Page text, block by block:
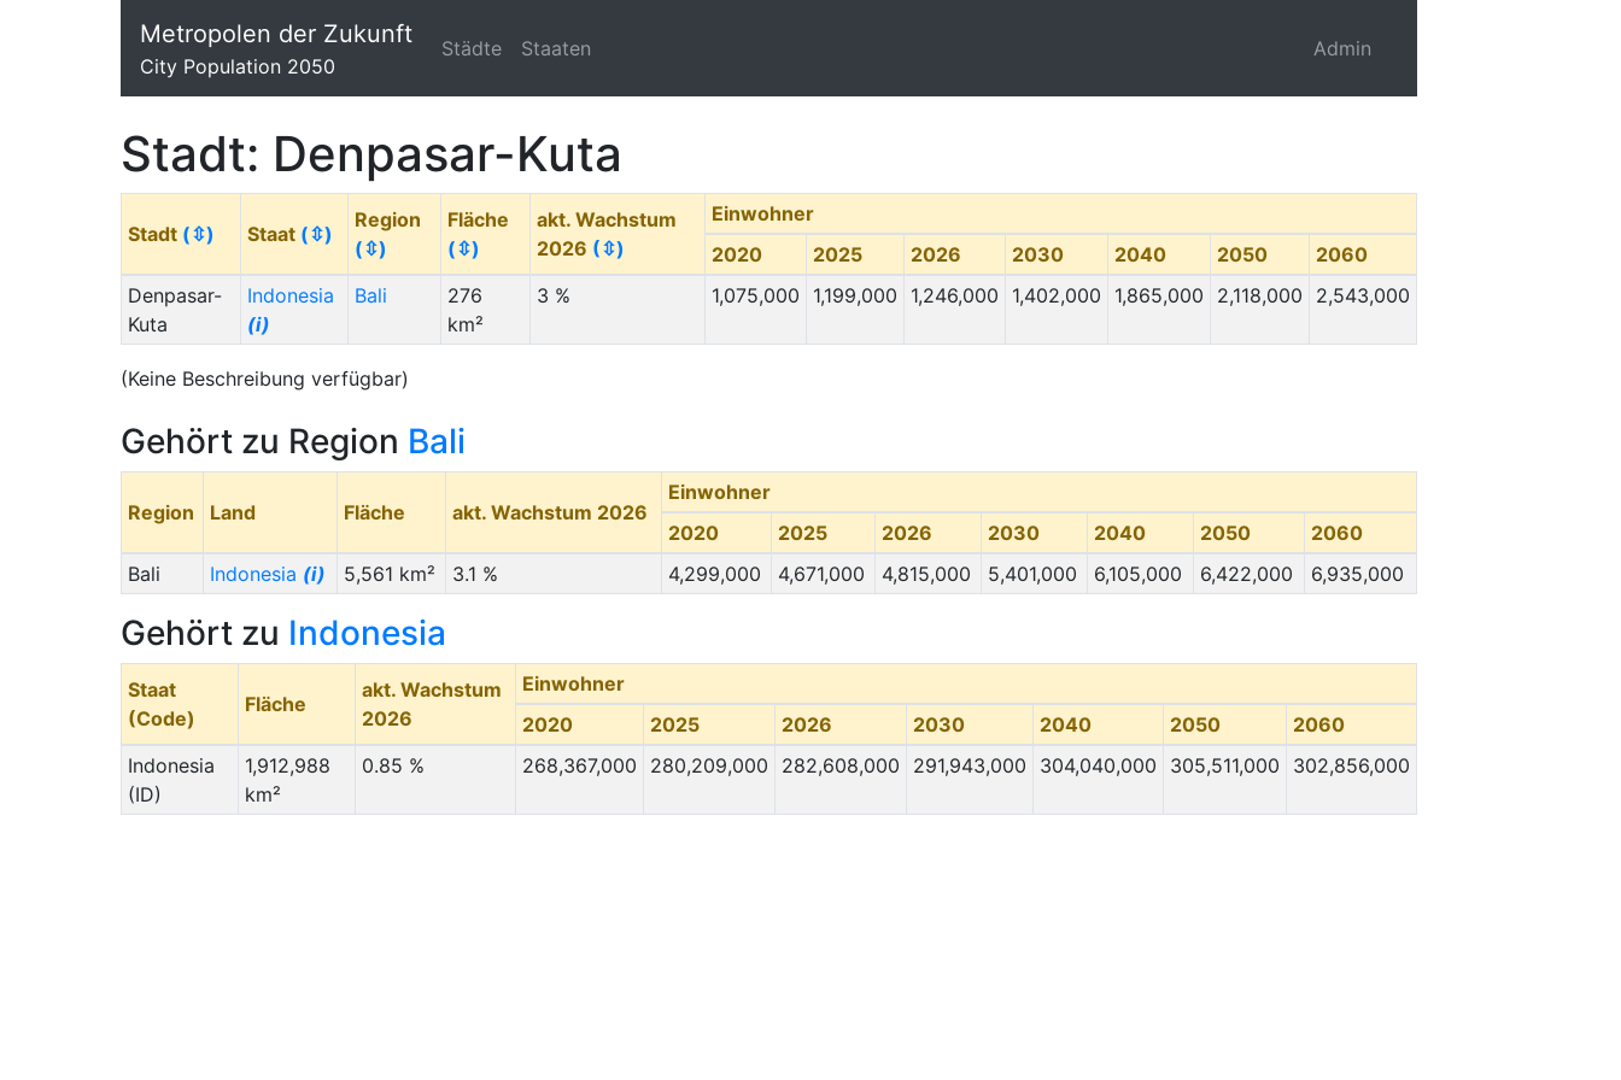
Metropolen der Zukunft
City Population 2050
Städte Staaten Admin
Stadt: Denpasar-Kuta
Stadt (⇳) Staat (⇳)
Region
(⇳)
Fläche
(⇳)
akt. Wachstum
2026 (⇳)
Einwohner
2020
2025 2026 2030 2040 2050
2060
Denpasar-
Kuta
Indonesia
(i)
Bali
276
km²
3 % 1,075,000 1,199,000 1,246,000 1,402,000 1,865,000 2,118,000 2,543,000
(Keine Beschreibung verfügbar)
Gehört zu Region Bali
Region Land Fläche akt. Wachstum 2026
Einwohner
2020
2025 2026 2030 2040 2050
2060
Bali
Indonesia (i) 5,561 km² 3.1 % 4,299,000 4,671,000 4,815,000 5,401,000 6,105,000 6,422,000 6,935,000
Gehört zu Indonesia
Staat
(Code)
Fläche
akt. Wachstum
2026
Einwohner
2020
2025 2026 2030 2040 2050
2060
Indonesia
(ID)
1,912,988
km²
0.85 % 268,367,000 280,209,000 282,608,000 291,943,000 304,040,000 305,511,000 302,856,000